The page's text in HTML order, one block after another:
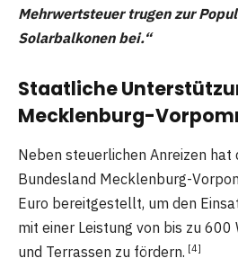
Mehrwertsteuer trugen zur
Solarbalkonen bei.“
Staatliche
Mecklenburg-
Neben steuerlichen Anreizen hat
Bundesland Mecklenburg-
Euro bereitgestellt, um den
mit einer Leistung von bis zu
und Terrassen zu fördern. [4]